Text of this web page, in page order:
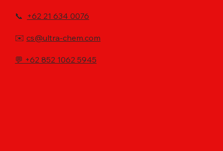
📞 +62 21 634 0076
✉️ cs@ultra-chem.com
💬 +62 852 1062 5945